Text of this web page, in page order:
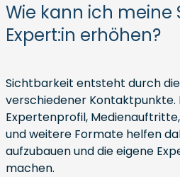
Wie kann ich meine
Expert:in erhöhen?
Sichtbarkeit entsteht durch
verschiedener Kontaktpunkte.
Expertenprofil,
und weitere Formate helfen
aufzubauen und die eigene
machen.